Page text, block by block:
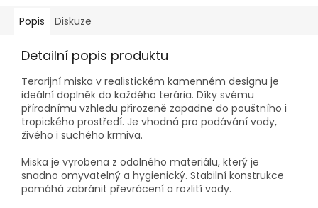
Popis Diskuze
Detailní popis produktu
Terarijní miska v realistickém kamenném designu je
ideální doplněk do každého terária. Díky svému
přírodnímu vzhledu přirozeně zapadne do pouštního i
tropického prostředí. Je vhodná pro podávání vody,
živého i suchého krmiva.
Miska je vyrobena z odolného materiálu, který je
snadno omyvatelný a hygienický. Stabilní konstrukce
pomáhá zabránit převrácení a rozlití vody.